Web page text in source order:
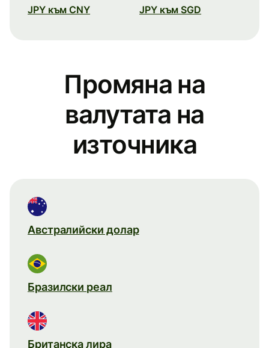
JPY към CNY JPY към SGD
Промяна на
валутата на
източника
Австралийски долар
Бразилски реал
Британска лира